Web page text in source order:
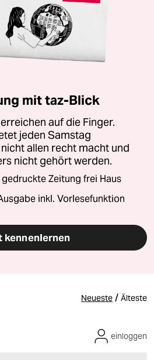
mit taz-Blick
auf die Finger.
jeden Samstag
allen recht macht und
nicht gehört werden.
Zeitung frei Haus
inkl. Vorlesefunktion
kennenlernen
Neueste / Älteste
einloggen